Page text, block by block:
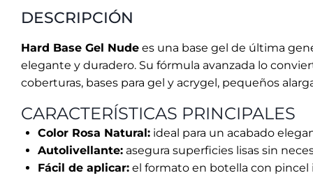
Durabilidad: garantiza una adherencia
Eco-friendly: envase sostenible de vidrio
ESPECIFICACIONES TÉCNICAS
Uso recomendado: apto para uñas naturales de
Flexibilidad:baja, para mayor rigidez y
Longitud de uñas:corto y mediano.
Tiempos de curado:
LED (48W): 60 segundos.